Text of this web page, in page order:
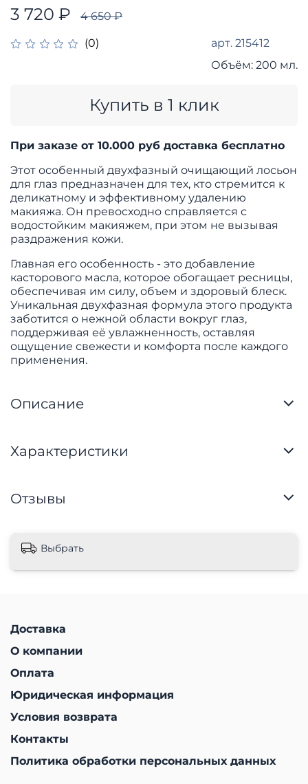
(0) арт. 215412
Объём: 200 мл.
3 720 ₽ 4 650 ₽
Купить в 1 клик
При заказе от 10.000 руб доставка бесплатно
Этот особенный двухфазный очищающий лосьон
для глаз предназначен для тех, кто стремится к
деликатному и эффективному удалению
макияжа. Он превосходно справляется с
водостойким макияжем, при этом не вызывая
раздражения кожи.
Главная его особенность - это добавление
касторового масла, которое обогащает ресницы,
обеспечивая им силу, объем и здоровый блеск.
Уникальная двухфазная формула этого продукта
заботится о нежной области вокруг глаз,
поддерживая её увлажненность, оставляя
ощущение свежести и комфорта после каждого
применения.
Описание
Характеристики
Отзывы
Выбрать
Доставка
О компании
Оплата
Юридическая информация
Условия возврата
Контакты
Политика обработки персональных данных